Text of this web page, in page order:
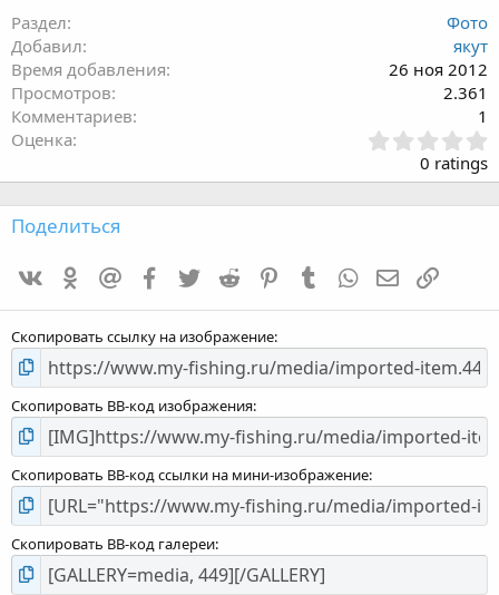
Раздел
Фото
Добавил
якут
Время добавления
26 ноя 2012
Просмотров
2.361
Комментариев
1
Оценка
в
ё
з
0
0 ratings
Поделиться
Одноклассники
Mailru Facebook
TwitterReddit PinterestTumblrWhatsApp
E-mailСсылка
Скопировать ссылку на изображение
Скопировать BB-код изображения
Скопировать BB-код ссылки на мини-изображение
Скопировать BB-код галереи